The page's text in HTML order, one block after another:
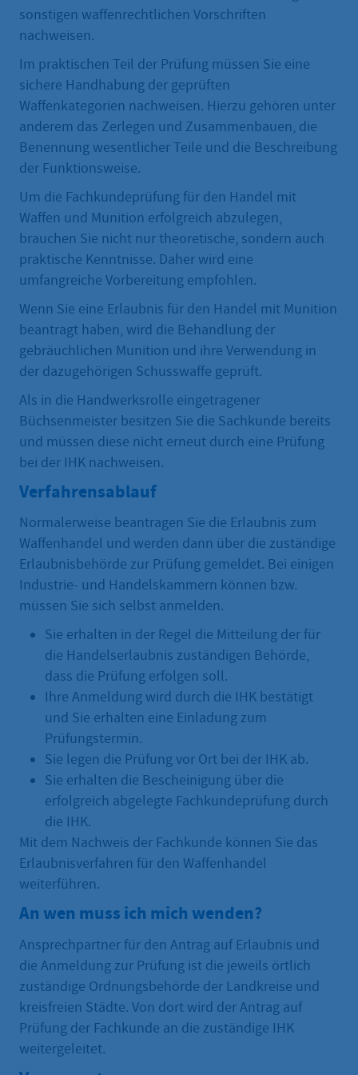
sonstigen waffenrechtlichen Vorschriften
nachweisen.
Im praktischen Teil der Prüfung müssen Sie eine
sichere Handhabung der geprüften
Waffenkategorien nachweisen. Hierzu gehören unter
anderem das Zerlegen und Zusammenbauen, die
Benennung wesentlicher Teile und die Beschreibung
der Funktionsweise.
Um die Fachkundeprüfung für den Handel mit
Waffen und Munition erfolgreich abzulegen,
brauchen Sie nicht nur ‎theoretische, sondern auch
praktische Kenntnisse. Daher wird eine
umfangreiche Vorbereitung empfohlen.
Wenn Sie eine Erlaubnis für den Handel mit Munition
beantragt haben, wird die Behandlung der
gebräuchlichen Munition und ihre Verwendung in
der dazugehörigen Schusswaffe geprüft.
Als in die Handwerksrolle eingetragener
Büchsenmeister besitzen Sie die Sachkunde bereits
und müssen diese nicht erneut durch eine Prüfung
bei der IHK nachweisen.
Verfahrensablauf
Normalerweise beantragen Sie die Erlaubnis zum
Waffenhandel und werden dann über die zuständige
Erlaubnisbehörde zur Prüfung gemeldet. Bei einigen
Industrie- und Handelskammern können bzw.
müssen Sie sich selbst anmelden.
Sie erhalten in der Regel die Mitteilung der für
die Handelserlaubnis zuständigen Behörde,
dass die Prüfung erfolgen soll.
Ihre Anmeldung wird durch die IHK bestätigt
und Sie erhalten eine Einladung zum
Prüfungstermin.
Sie legen die Prüfung vor Ort bei der IHK ab.
Sie erhalten die Bescheinigung über die
erfolgreich abgelegte Fachkundeprüfung durch
die IHK.
Mit dem Nachweis der Fachkunde können Sie das
Erlaubnisverfahren für den Waffenhandel
weiterführen.
An wen muss ich mich wenden?
Ansprechpartner für den Antrag auf Erlaubnis und
die Anmeldung zur Prüfung ist die jeweils örtlich
zuständige Ordnungsbehörde der Landkreise und
kreisfreien Städte. Von dort wird der Antrag auf
Prüfung der Fachkunde an die zuständige IHK
weitergeleitet.